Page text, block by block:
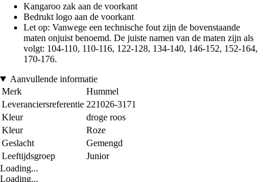
Kangaroo zak aan de voorkant
Bedrukt logo aan de voorkant
Let op: Vanwege een technische fout zijn de bovenstaande
maten onjuist benoemd. De juiste namen van de maten zijn als
volgt: 104-110, 110-116, 122-128, 134-140, 146-152, 152-164,
170-176.
Aanvullende informatie
Merk
Hummel
Leveranciersreferentie 221026-3171
Kleur
droge roos
Kleur
Roze
Geslacht
Gemengd
Leeftijdsgroep
Junior
Loading...
Loading...